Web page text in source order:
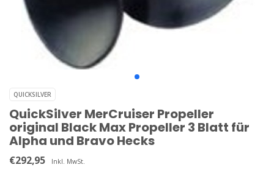
QUICKSILVER
QuickSilver MerCruiser Propeller
original Black Max Propeller 3 Blatt für
Alpha und Bravo Hecks
€292,95 Inkl. MwSt.